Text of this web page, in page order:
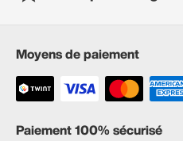
Moyens de paiement
Paiement 100% sécurisé